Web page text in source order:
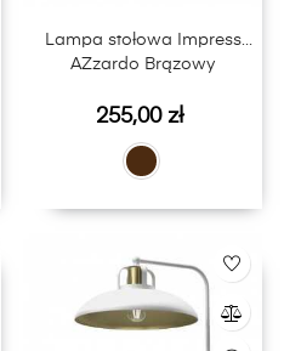
Lampa stołowa Impress
AZzardo Brązowy
Cena
255,00 zł